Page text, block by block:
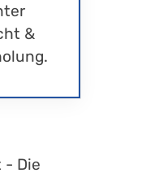
&
- Die